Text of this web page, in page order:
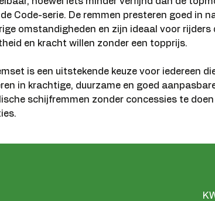
Code-serie. De remmen presteren goed in
omstandigheden en zijn ideaal voor rijders
en kracht willen zonder een topprijs.
is een uitstekende keuze voor iedereen
in krachtige, duurzame en goed
schijfremmen zonder concessies te